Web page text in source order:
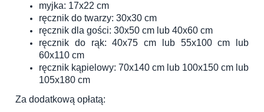
myjka: 17x22 cm
ręcznik do twarzy: 30x30 cm
ręcznik dla gości: 30x50 cm lub 40x60 cm
ręcznik do rąk: 40x75 cm lub 55x100 cm lub
60x110 cm
ręcznik kąpielowy: 70x140 cm lub 100x150 cm lub
105x180 cm
Za dodatkową opłatą: